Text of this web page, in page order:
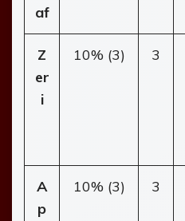
af
Z
er
i
10% (3) 3
A
p
10% (3) 3